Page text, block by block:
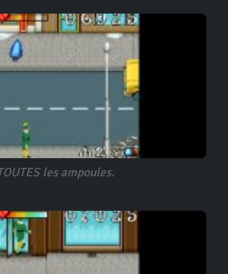
les ampoules.